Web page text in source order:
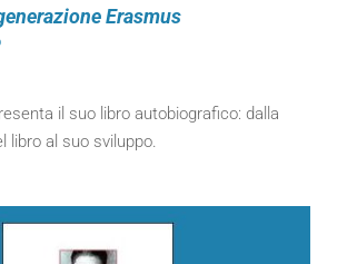
Erasmus
il suo libro autobiografico: dalla
libro al suo sviluppo.